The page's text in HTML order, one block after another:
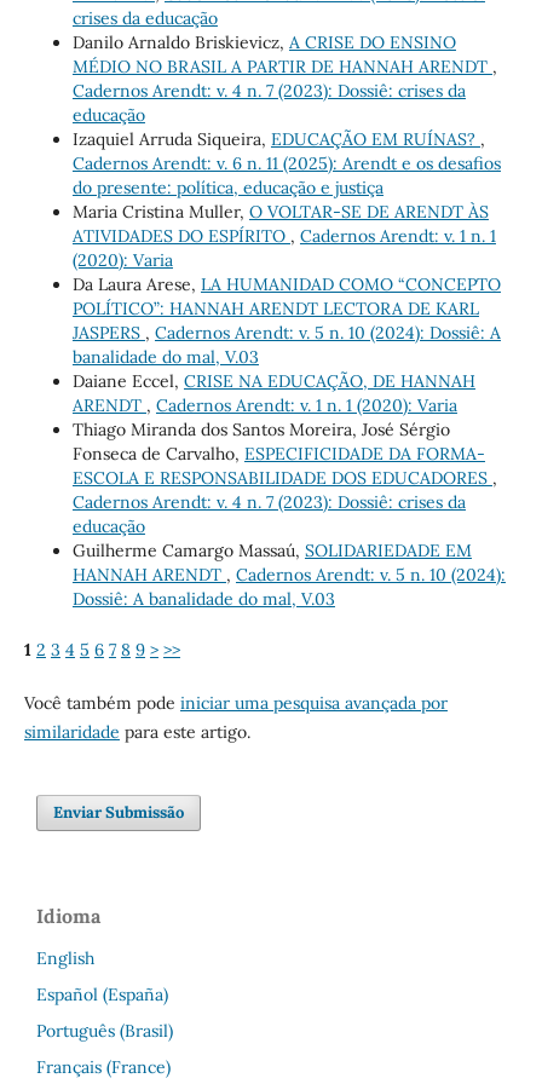
crises da educação
Danilo Arnaldo Briskievicz, A CRISE DO ENSINO
MÉDIO NO BRASIL A PARTIR DE HANNAH ARENDT ,
Cadernos Arendt: v. 4 n. 7 (2023): Dossiê: crises da
educação
Izaquiel Arruda Siqueira, EDUCAÇÃO EM RUÍNAS? ,
Cadernos Arendt: v. 6 n. 11 (2025): Arendt e os desafios
do presente: política, educação e justiça
Maria Cristina Muller, O VOLTAR-SE DE ARENDT ÀS
ATIVIDADES DO ESPÍRITO , Cadernos Arendt: v. 1 n. 1
(2020): Varia
Da Laura Arese, LA HUMANIDAD COMO “CONCEPTO
POLÍTICO”: HANNAH ARENDT LECTORA DE KARL
JASPERS , Cadernos Arendt: v. 5 n. 10 (2024): Dossiê: A
banalidade do mal, V.03
Daiane Eccel, CRISE NA EDUCAÇÃO, DE HANNAH
ARENDT , Cadernos Arendt: v. 1 n. 1 (2020): Varia
Thiago Miranda dos Santos Moreira, José Sérgio
Fonseca de Carvalho, ESPECIFICIDADE DA FORMA-
ESCOLA E RESPONSABILIDADE DOS EDUCADORES ,
Cadernos Arendt: v. 4 n. 7 (2023): Dossiê: crises da
educação
Guilherme Camargo Massaú, SOLIDARIEDADE EM
HANNAH ARENDT , Cadernos Arendt: v. 5 n. 10 (2024):
Dossiê: A banalidade do mal, V.03
1 2 3 4 5 6 7 8 9 > >>
Você também pode iniciar uma pesquisa avançada por
similaridade para este artigo.
Enviar Submissão
Idioma
English
Español (España)
Português (Brasil)
Français (France)